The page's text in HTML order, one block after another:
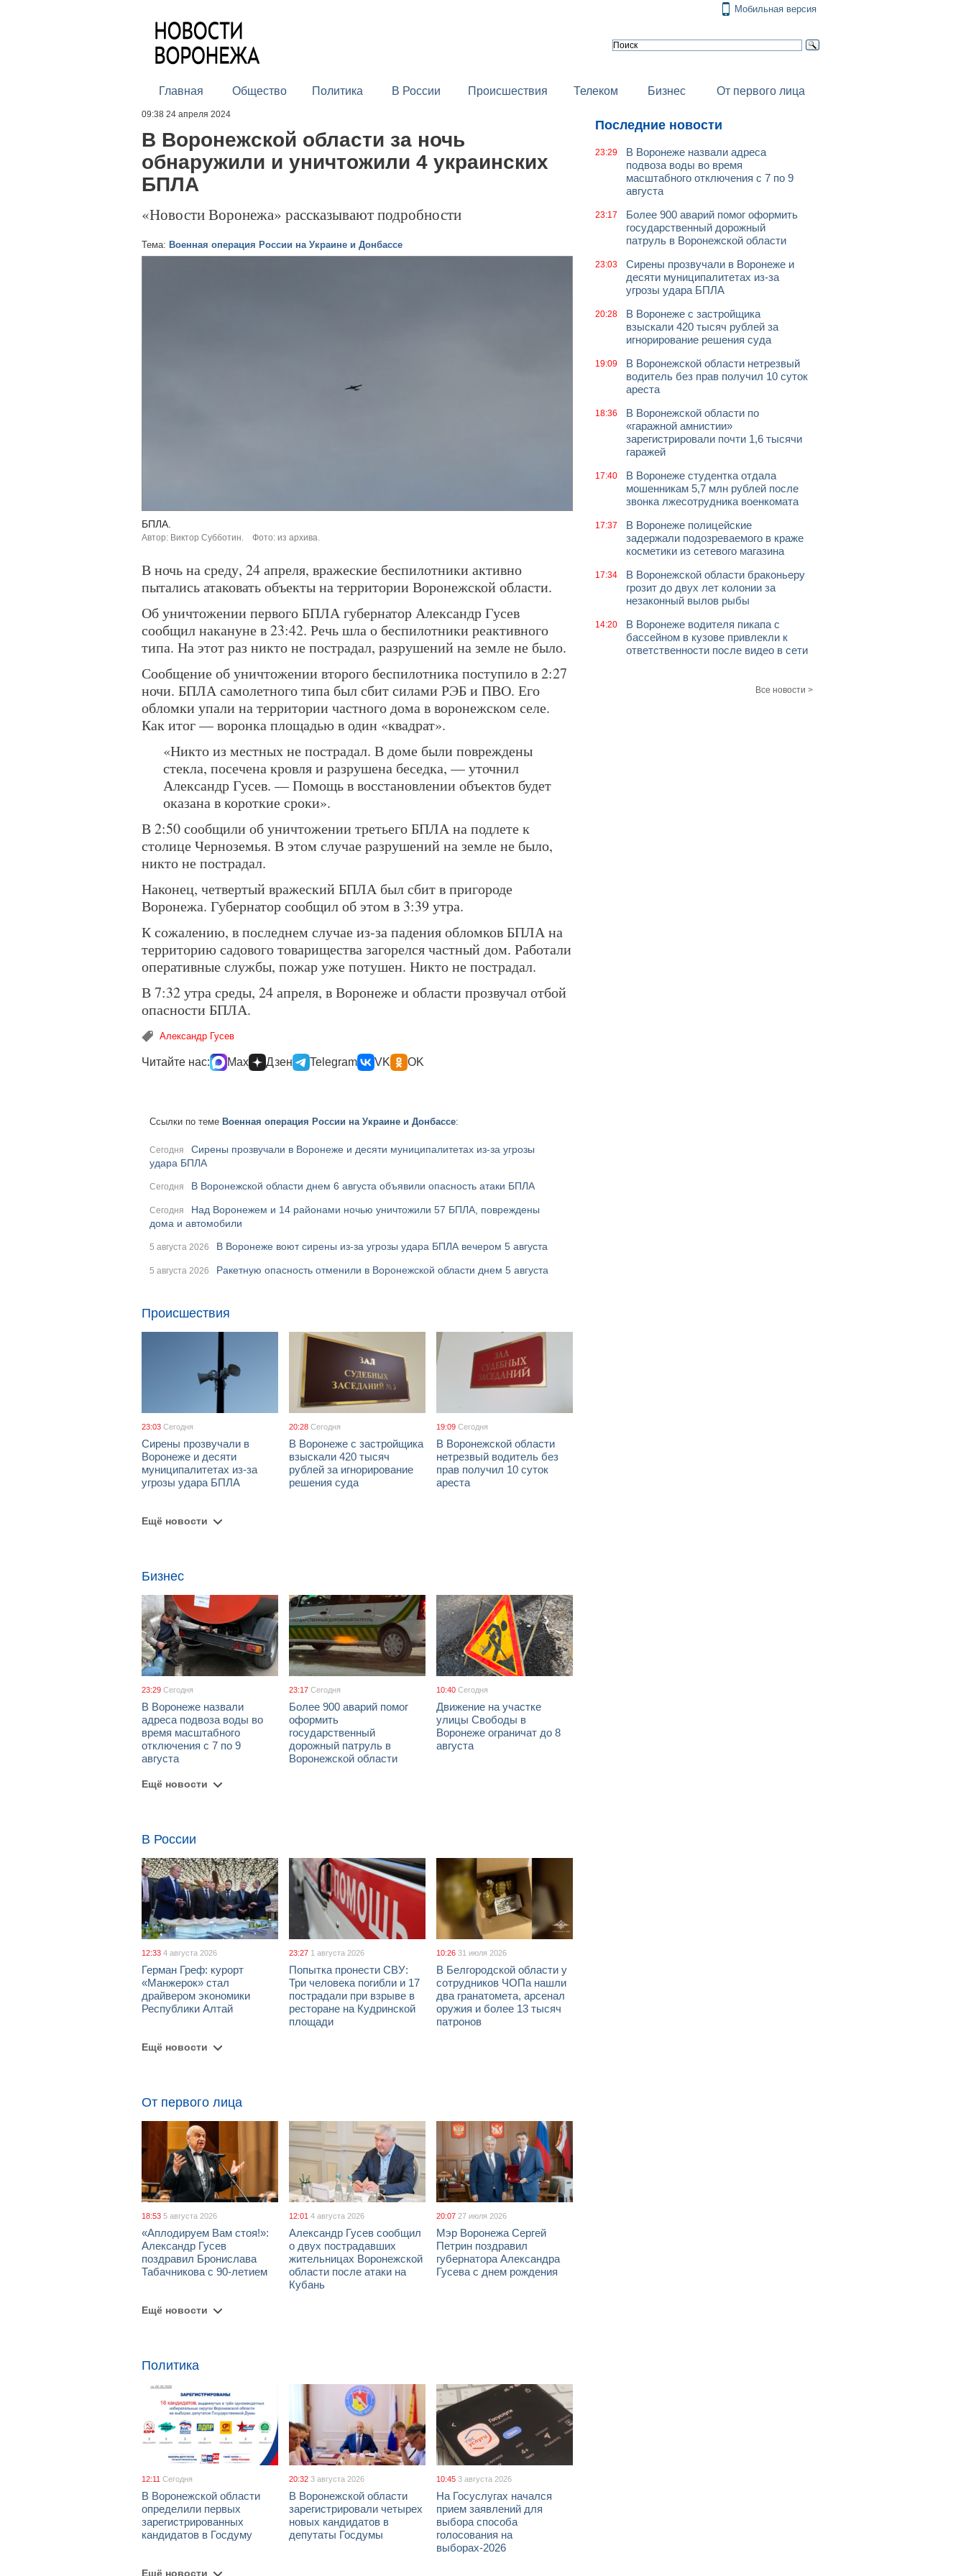
Мобильная версия
Главная Общество Политика В России Происшествия Телеком Бизнес От первого лица
09:38 24 апреля 2024
В Воронежской области за ночь
обнаружили и уничтожили 4 украинских
БПЛА
«Новости Воронежа» рассказывают подробности
Тема: Военная операция России на Украине и Донбассе
БПЛА.
Автор: Виктор Субботин. Фото: из архива.
В ночь на среду, 24 апреля, вражеские беспилотники активно
пытались атаковать объекты на территории Воронежской области.
Об уничтожении первого БПЛА губернатор Александр Гусев
сообщил накануне в 23:42. Речь шла о беспилотники реактивного
типа. На этот раз никто не пострадал, разрушений на земле не было.
Сообщение об уничтожении второго беспилотника поступило в 2:27
ночи. БПЛА самолетного типа был сбит силами РЭБ и ПВО. Его
обломки упали на территории частного дома в воронежском селе.
Как итог — воронка площадью в один «квадрат».
«Никто из местных не пострадал. В доме были повреждены
стекла, посечена кровля и разрушена беседка, — уточнил
Александр Гусев. — Помощь в восстановлении объектов будет
оказана в короткие сроки».
В 2:50 сообщили об уничтожении третьего БПЛА на подлете к
столице Черноземья. В этом случае разрушений на земле не было,
никто не пострадал.
Наконец, четвертый вражеский БПЛА был сбит в пригороде
Воронежа. Губернатор сообщил об этом в 3:39 утра.
К сожалению, в последнем случае из-за падения обломков БПЛА на
территорию садового товарищества загорелся частный дом. Работали
оперативные службы, пожар уже потушен. Никто не пострадал.
В 7:32 утра среды, 24 апреля, в Воронеже и области прозвучал отбой
опасности БПЛА.
Александр Гусев
Читайте нас: Max Дзен Telegram VK OK
Ссылки по теме Военная операция России на Украине и Донбассе:
Сегодня
Сирены прозвучали в Воронеже и десяти муниципалитетах из-за угрозы
удара БПЛА
Сегодня В Воронежской области днем 6 августа объявили опасность атаки БПЛА
Сегодня
Над Воронежем и 14 районами ночью уничтожили 57 БПЛА, повреждены
дома и автомобили
5 августа 2026 В Воронеже воют сирены из-за угрозы удара БПЛА вечером 5 августа
5 августа 2026 Ракетную опасность отменили в Воронежской области днем 5 августа
Происшествия
23:03 Сегодня
Сирены прозвучали в
Воронеже и десяти
муниципалитетах из-за
угрозы удара БПЛА
20:28 Сегодня
В Воронеже с застройщика
взыскали 420 тысяч
рублей за игнорирование
решения суда
19:09 Сегодня
В Воронежской области
нетрезвый водитель без
прав получил 10 суток
ареста
Ещё новости
Бизнес
23:29 Сегодня
В Воронеже назвали
адреса подвоза воды во
время масштабного
отключения с 7 по 9
августа
23:17 Сегодня
Более 900 аварий помог
оформить
государственный
дорожный патруль в
Воронежской области
10:40 Сегодня
Движение на участке
улицы Свободы в
Воронеже ограничат до 8
августа
Ещё новости
В России
12:33 4 августа 2026
Герман Греф: курорт
«Манжерок» стал
драйвером экономики
Республики Алтай
23:27 1 августа 2026
Попытка пронести СВУ:
Три человека погибли и 17
пострадали при взрыве в
ресторане на Кудринской
площади
10:26 31 июля 2026
В Белгородской области у
сотрудников ЧОПа нашли
два гранатомета, арсенал
оружия и более 13 тысяч
патронов
Ещё новости
От первого лица
18:53 5 августа 2026
«Аплодируем Вам стоя!»:
Александр Гусев
поздравил Бронислава
Табачникова с 90-летием
12:01 4 августа 2026
Александр Гусев сообщил
о двух пострадавших
жительницах Воронежской
области после атаки на
Кубань
20:07 27 июля 2026
Мэр Воронежа Сергей
Петрин поздравил
губернатора Александра
Гусева с днем рождения
Ещё новости
Политика
12:11 Сегодня
В Воронежской области
определили первых
зарегистрированных
кандидатов в Госдуму
20:32 3 августа 2026
В Воронежской области
зарегистрировали четырех
новых кандидатов в
депутаты Госдумы
10:45 3 августа 2026
На Госуслугах начался
прием заявлений для
выбора способа
голосования на
выборах-2026
Ещё новости
Последние новости
23:29
В Воронеже назвали адреса
подвоза воды во время
масштабного отключения с 7 по 9
августа
23:17
Более 900 аварий помог оформить
государственный дорожный
патруль в Воронежской области
23:03
Сирены прозвучали в Воронеже и
десяти муниципалитетах из-за
угрозы удара БПЛА
20:28
В Воронеже с застройщика
взыскали 420 тысяч рублей за
игнорирование решения суда
19:09
В Воронежской области нетрезвый
водитель без прав получил 10 суток
ареста
18:36
В Воронежской области по
«гаражной амнистии»
зарегистрировали почти 1,6 тысячи
гаражей
17:40
В Воронеже студентка отдала
мошенникам 5,7 млн рублей после
звонка лжесотрудника военкомата
17:37
В Воронеже полицейские
задержали подозреваемого в краже
косметики из сетевого магазина
17:34
В Воронежской области браконьеру
грозит до двух лет колонии за
незаконный вылов рыбы
14:20
В Воронеже водителя пикапа с
бассейном в кузове привлекли к
ответственности после видео в сети
Все новости >